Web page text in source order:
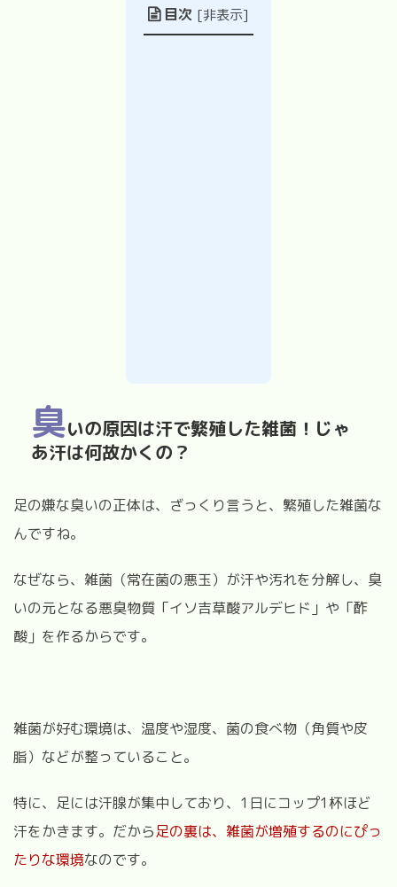
目次 [非表示]
臭いの原因は汗で繁殖した雑菌！じゃ
あ汗は何故かくの？
足の嫌な臭いの正体は、ざっくり言うと、繁殖した雑菌な
んですね。
なぜなら、雑菌（常在菌の悪玉）が汗や汚れを分解し、臭
いの元となる悪臭物質「イソ吉草酸アルデヒド」や「酢
酸」を作るからです。
雑菌が好む環境は、温度や湿度、菌の食べ物（角質や皮
脂）などが整っていること。
特に、足には汗腺が集中しており、1日にコップ1杯ほど
汗をかきます。 だから足の裏は、雑菌が増殖するのにぴっ
たりな環境なのです。